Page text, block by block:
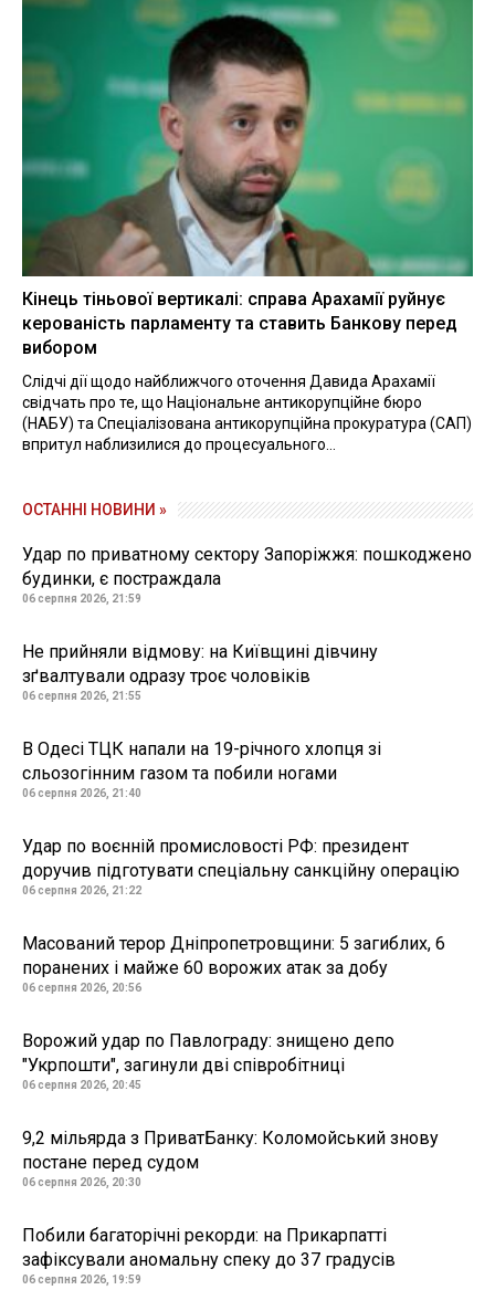
Кінець тіньової вертикалі: справа Арахамії руйнує
керованість парламенту та ставить Банкову перед
вибором
Слідчі дії щодо найближчого оточення Давида Арахамії
свідчать про те, що Національне антикорупційне бюро
(НАБУ) та Спеціалізована антикорупційна прокуратура (САП)
впритул наблизилися до процесуального...
ОСТАННІ НОВИНИ »
Удар по приватному сектору Запоріжжя: пошкоджено
будинки, є постраждала
06 серпня 2026, 21:59
Не прийняли відмову: на Київщині дівчину
зґвалтували одразу троє чоловіків
06 серпня 2026, 21:55
В Одесі ТЦК напали на 19-річного хлопця зі
сльозогінним газом та побили ногами
06 серпня 2026, 21:40
Удар по воєнній промисловості РФ: президент
доручив підготувати спеціальну санкційну операцію
06 серпня 2026, 21:22
Масований терор Дніпропетровщини: 5 загиблих, 6
поранених і майже 60 ворожих атак за добу
06 серпня 2026, 20:56
Ворожий удар по Павлограду: знищено депо
"Укрпошти", загинули дві співробітниці
06 серпня 2026, 20:45
9,2 мільярда з ПриватБанку: Коломойський знову
постане перед судом
06 серпня 2026, 20:30
Побили багаторічні рекорди: на Прикарпатті
зафіксували аномальну спеку до 37 градусів
06 серпня 2026, 19:59